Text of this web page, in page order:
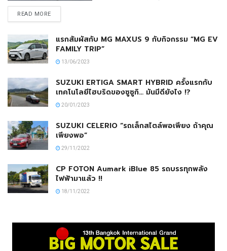
READ MORE
แรกสัมผัสกับ MG MAXUS 9 กับกิจกรรม “MG EV
FAMILY TRIP”
13/06/2023
SUZUKI ERTIGA SMART HYBRID ครั้งแรกกับ
เทคโนโลยีไฮบริดของซูซูกิ… มันมีดียังไง !?
20/01/2023
SUZUKI CELERIO “รถเล็กสไตล์พอเพียง ถ้าคุณ
เพียงพอ”
29/11/2022
CP FOTON Aumark iBlue 85 รถบรรทุกพลัง
ไฟฟ้ามาแล้ว !!
18/11/2022